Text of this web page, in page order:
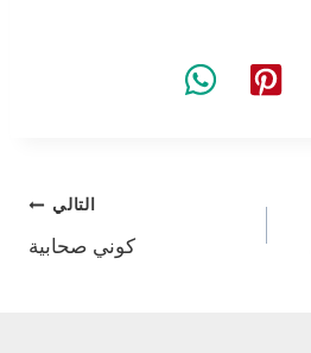
التالي
كوني صحابية